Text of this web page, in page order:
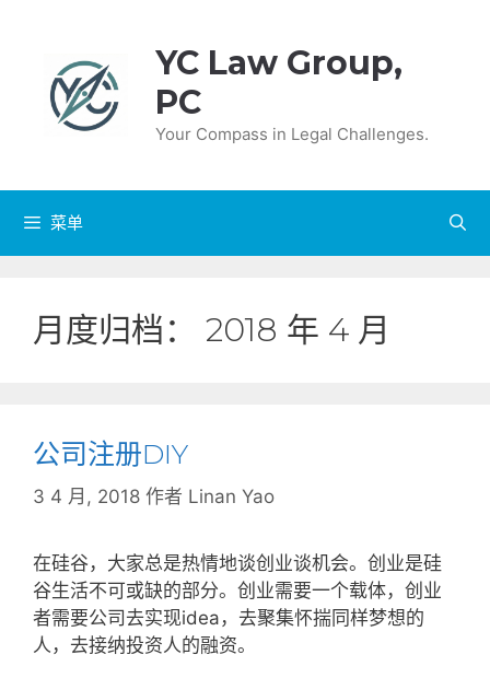
YC Law Group,
PC
Your Compass in Legal Challenges.
菜单
月度归档： 2018 年 4 月
公司注册DIY
3 4 月, 2018 作者 Linan Yao
在硅谷，大家总是热情地谈创业谈机会。创业是硅
谷生活不可或缺的部分。创业需要一个载体，创业
者需要公司去实现idea，去聚集怀揣同样梦想的
人，去接纳投资人的融资。